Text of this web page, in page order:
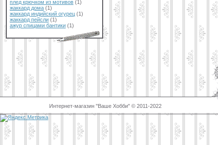
плед крючком из мотивов (1)
жаккард дома (1)
жаккард индийский огурец (1)
жаккард пейсли (1)
ажур спицами бантики (1)
Интернет-магазин "Ваше Хобби" © 2011-2022